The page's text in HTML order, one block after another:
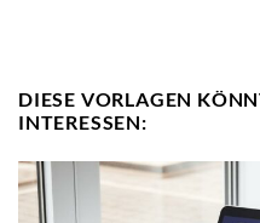
DIESE VORLAGEN
INTERESSEN: